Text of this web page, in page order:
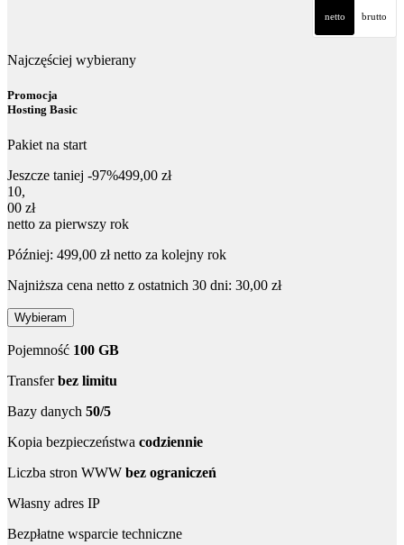
netto brutto
Najczęściej wybierany
Promocja
Hosting Basic
Pakiet na start
Jeszcze taniej -97%499,00 zł
10,00 zł netto za pierwszy rok
10,
00 zł
netto za pierwszy rok
Później: 499,00 zł netto za kolejny rok
Najniższa cena netto z ostatnich 30 dni: 30,00 zł
Wybieram
Pojemność 100 GB
Transferbez limitu
Bazy danych 50/5
Kopia bezpieczeństwa codziennie
Liczba stron WWW bez ograniczeń
Własny adres IP
Bezpłatne wsparcie techniczne